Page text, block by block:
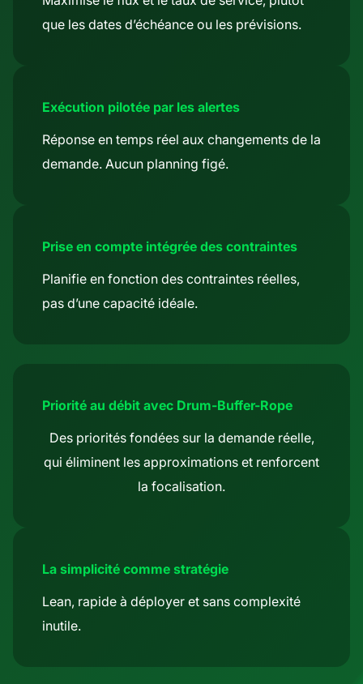
que les dates d’échéance ou les prévisions.
Exécution pilotée par les alertes
Réponse en temps réel aux changements de la
demande. Aucun planning figé.
Prise en compte intégrée des contraintes
Planifie en fonction des contraintes réelles,
pas d’une capacité idéale.
Priorité au débit avec Drum-Buffer-Rope
Des priorités fondées sur la demande réelle,
qui éliminent les approximations et renforcent
la focalisation.
La simplicité comme stratégie
Lean, rapide à déployer et sans complexité
inutile.